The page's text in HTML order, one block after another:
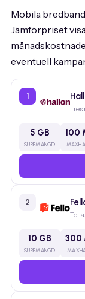
Mobila
Jämförpriset
eventuell
1
Tres
5 GB
SURFMÄNGD
100
2
10 GB
SURFMÄNGD
300